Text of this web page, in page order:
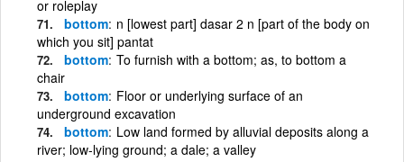
or roleplay
bottom n [lowest part] dasar 2 n [part of the body on
which you sit] pantat
bottom To furnish with a bottom; as, to bottom a
chair
bottom Floor or underlying surface of an
underground excavation
bottom Low land formed by alluvial deposits along a
river; low-lying ground; a dale; a valley